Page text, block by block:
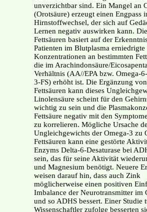
unverzichtbar sind. Ein Mangel an
(Orotsäure) erzeugt einen Engpass
Hirnstoffwechsel, der sich auf
Lernen negativ auswirken kann.
Fettsäuren basiert auf der
Patienten im Blutplasma erniedrigte
Konzentrationen an bestimmten
die im Arachindonsäure/
Verhältnis (AA//EPA bzw. Omega-
3-FS) erhöht ist. Die Ergänzung
Fettsäuren kann dieses
Linolensäure scheint für den
wichtig zu sein und die
Fettsäure negativ mit den
zu korrelieren. Mögliche Ursache
Ungleichgewichts der Omega-3 zu
Fettsäuren kann eine gestörte
Enzyms Delta-6-Desaturase bei
sein, das für seine Aktivität
und Magnesium benötigt. Neuere
weisen darauf hin, dass auch Zink
möglicherweise einen positiven
Imbalance der Neurotransmitter im
und so ADHS bessert. Einer Studie
Wissenschaftler zufolge besserten